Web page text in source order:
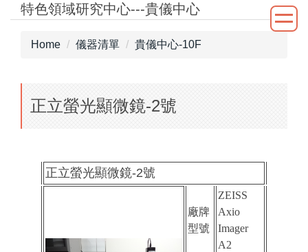
Jump
特色領域研究中心---貴儀中心
Home 儀器清單 貴儀中心-10F
正立螢光顯微鏡-2號
正立螢光顯微鏡-2號
廠牌
型號
ZEISS
Axio
Imager
A2